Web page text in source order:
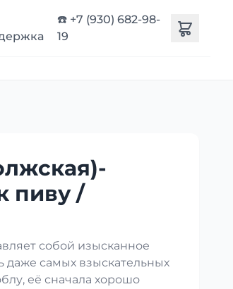
☎️ +7 (930) 682-98-
19
пиву /
собой изысканное
даже самых взыскательных
её сначала хорошо